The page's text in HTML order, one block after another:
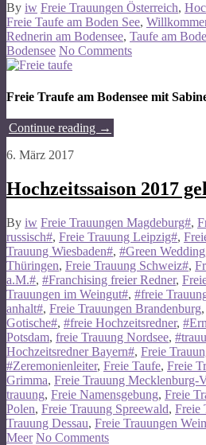
By iw Freie Trauungen Österreich,
Freie Taufe am Boden See,
Rednerin am Bodensee, Taufe am
Bodensee No Comments
Freie Traufe am Bodensee mit
Continue reading →
6. März 2017
Hochzeitssaison 2017
By iw Freie Trauungen Magdeburg#,
russisch#, Freie Trauung Leipzig#,
Trauung Wiesbaden#, #Green Wedding
Thüringen, Freie Trauung Schweiz#,
a.M.#, #Franchising freier Redner,
Trauungen im Weingut#, #freie
anhalt#, Freie Trauungen Brandenburg,
Gotische#, #freie Hochzeitsredner,
Potsdam, freie Trauung Nordsee,
Hochzeitsredner Bayern#, Freie
#Zeremonienleiter, Freie Taufe, Freie
Grimma, Freie Trauung Mecklenburg-
trauung, Freie Namensgebung, Freie
Polen, Freie Trauung Spreewald, Freie
Trauung Dessau, Freie Trauungen
Meer No Comments